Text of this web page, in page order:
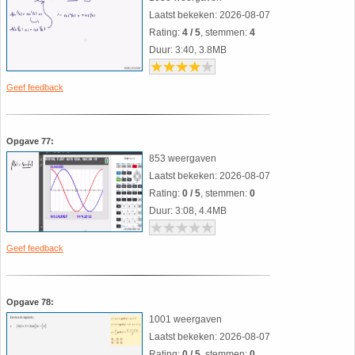
Geef feedback
Laatst bekeken: 2026-08-07
Rating: 4 / 5, stemmen: 4
Duur: 3:40, 3.8MB
Opgave 77:
Geef feedback
853 weergaven
Laatst bekeken: 2026-08-07
Rating: 0 / 5, stemmen: 0
Duur: 3:08, 4.4MB
Opgave 78:
1001 weergaven
Laatst bekeken: 2026-08-07
26. Pi
28. Procenten
30. Sinus
31. Sinusregel
32. Standaarddeviatie
34. Stelling van Pythagoras